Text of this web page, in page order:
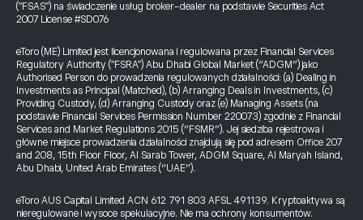
("FSAS") na świadczenie usług broker-dealer na podstawie Securities Act
2007 License #SD076
eToro (ME) Limited jest licencjonowana i regulowana przez Financial Services
Regulatory Authority ("FSRA") Abu Dhabi Global Market (“ADGM”) jako
Authorised Person do prowadzenia regulowanych działalności: (a) Dealing in
Investments as Principal (Matched), (b) Arranging Deals in Investments, (c)
Providing Custody, (d) Arranging Custody oraz (e) Managing Assets (na
podstawie Financial Services Permission Number 220073) zgodnie z Financial
Services and Market Regulations 2015 (“FSMR”). Jej siedziba rejestrowa i
główne miejsce prowadzenia działalności znajdują się pod adresem Office 207
and 208, 15th Floor Floor, Al Sarab Tower, ADGM Square, Al Maryah Island,
Abu Dhabi, United Arab Emirates (“UAE”).
eToro AUS Capital Limited ACN 612 791 803 AFSL 491139. Kryptoaktywa są
nieregulowane i wysoce spekulacyjne. Nie ma ochrony konsumentów.